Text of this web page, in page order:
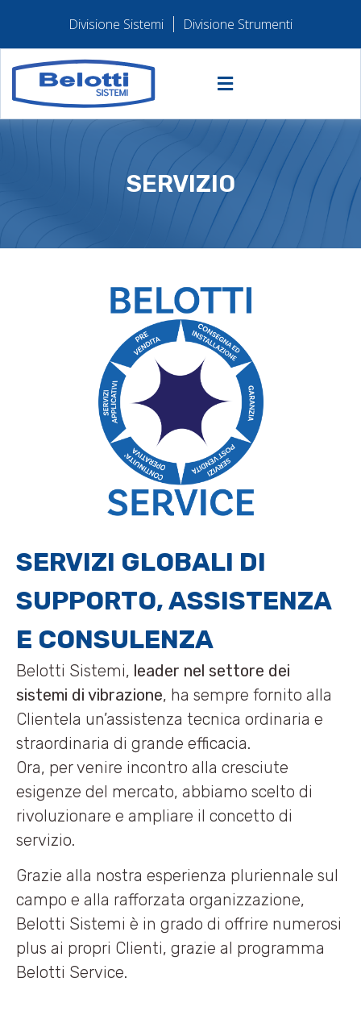
Divisione Sistemi Divisione Strumenti
SERVIZIO
SERVIZI GLOBALI DI
SUPPORTO, ASSISTENZA
E CONSULENZA
Belotti Sistemi, leader nel settore dei
sistemi di vibrazione, ha sempre fornito alla
Clientela un’assistenza tecnica ordinaria e
straordinaria di grande efficacia.
Ora, per venire incontro alla cresciute
esigenze del mercato, abbiamo scelto di
rivoluzionare e ampliare il concetto di
servizio.
Grazie alla nostra esperienza pluriennale sul
campo e alla rafforzata organizzazione,
Belotti Sistemi è in grado di offrire numerosi
plus ai propri Clienti, grazie al programma
Belotti Service.